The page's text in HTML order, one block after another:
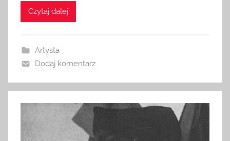
Czytaj dalej
Artysta
Dodaj komentarz